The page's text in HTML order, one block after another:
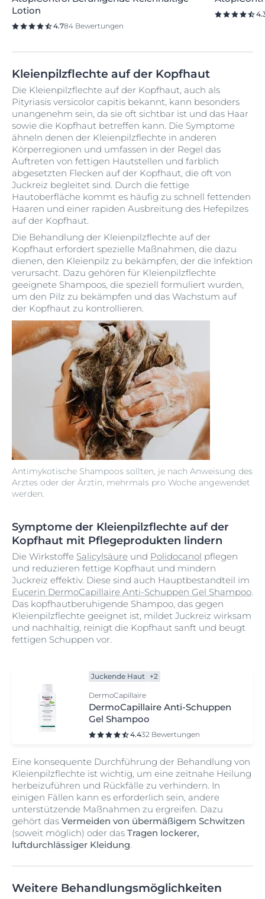
Lotion
4.784 Bewertungen
Kleienpilzflechte auf der Kopfhaut
Antimykotische Shampoos sollten, je nach Anweisung des
Arztes oder der Ärztin, mehrmals pro Woche angewendet
werden.
Die Kleienpilzflechte auf der Kopfhaut, auch als
Pityriasis versicolor capitis bekannt, kann besonders
unangenehm sein, da sie oft sichtbar ist und das Haar
sowie die Kopfhaut betreffen kann. Die Symptome
ähneln denen der Kleienpilzflechte in anderen
Körperregionen und umfassen in der Regel das
Auftreten von fettigen Hautstellen und farblich
abgesetzten Flecken auf der Kopfhaut, die oft von
Juckreiz begleitet sind. Durch die fettige
Hautoberfläche kommt es häufig zu schnell fettenden
Haaren und einer rapiden Ausbreitung des Hefepilzes
auf der Kopfhaut.
Die Behandlung der Kleienpilzflechte auf der
Kopfhaut erfordert spezielle Maßnahmen, die dazu
dienen, den Kleienpilz zu bekämpfen, der die Infektion
verursacht. Dazu gehören für Kleienpilzflechte
geeignete Shampoos, die speziell formuliert wurden,
um den Pilz zu bekämpfen und das Wachstum auf
der Kopfhaut zu kontrollieren.
Symptome der Kleienpilzflechte auf der
Kopfhaut mit Pflegeprodukten lindern
Die Wirkstoffe Salicylsäure und Polidocanol pflegen
und reduzieren fettige Kopfhaut und mindern
Juckreiz effektiv. Diese sind auch Hauptbestandteil im
Eucerin DermoCapillaire Anti-Schuppen Gel Shampoo.
Das kopfhautberuhigende Shampoo, das gegen
Kleienpilzflechte geeignet ist, mildet Juckreiz wirksam
und nachhaltig, reinigt die Kopfhaut sanft und beugt
fettigen Schuppen vor.
Juckende Haut +2
DermoCapillaire
DermoCapillaire Anti-Schuppen
Gel Shampoo
4.432 Bewertungen
Eine konsequente Durchführung der Behandlung von
Kleienpilzflechte ist wichtig, um eine zeitnahe Heilung
herbeizuführen und Rückfälle zu verhindern. In
einigen Fällen kann es erforderlich sein, andere
unterstützende Maßnahmen zu ergreifen. Dazu
gehört das Vermeiden von übermäßigem Schwitzen
(soweit möglich) oder das Tragen lockerer,
luftdurchlässiger Kleidung.
Weitere Behandlungsmöglichkeiten